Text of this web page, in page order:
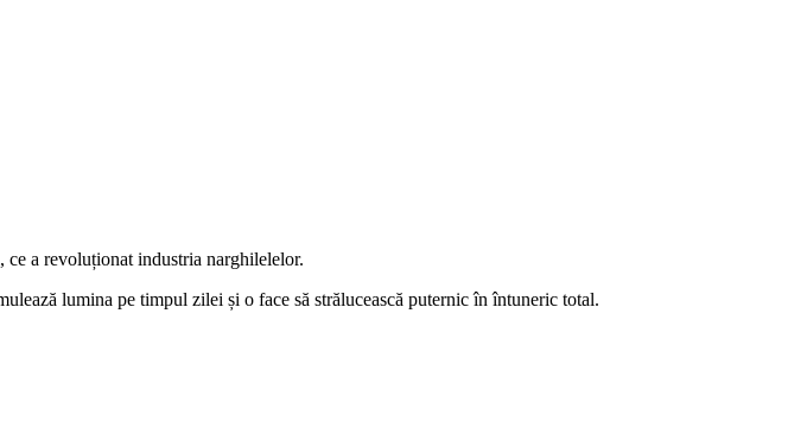
a revoluționat industria narghilelelor.
lumina pe timpul zilei și o face să strălucească puternic în întuneric total.